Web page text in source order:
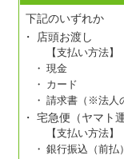
下記のいずれか
店頭お渡し
【支払い方法】
現金
カード
請求書（※法人
宅急便（ヤマト運
【支払い方法】
銀行振込（前払）